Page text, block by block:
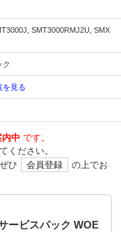
SMT3000RMJ2U, SMX
ク
を見る
中 です。
ください。
ひ
会員登録
の上でお
ービスパック WOE